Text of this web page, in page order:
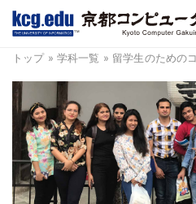
TM
トップ» 学科一覧 » 留学生のための